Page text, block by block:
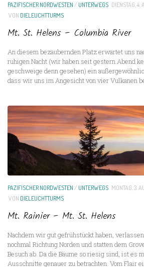
PAZIFISCHER NORDWESTEN/UNTERWEGS DIENSTAG, 4.
VON DIELEUCHTTURMS
Mt. St. Helens – Columbia River
An diesem bezaubernden Platz erwartet uns
ruhigen Nacht (wir haben seit gestern Abend
geschweige denn gesehen) ein
dass wir uns im Angesicht von vier Vulkanen
PAZIFISCHER NORDWESTEN/UNTERWEGS MONTAG, 3.
VON DIELEUCHTTURMS
Mt. Rainier – Mt. St. Helens
Nachdem wir gut gefrühstückt haben,
nochmal Richtung Norden und statten dem
Besuch ab. Da die Bäume so riesig sind, ist es
Ausschnitte genauer zu betrachten. Vom Flair